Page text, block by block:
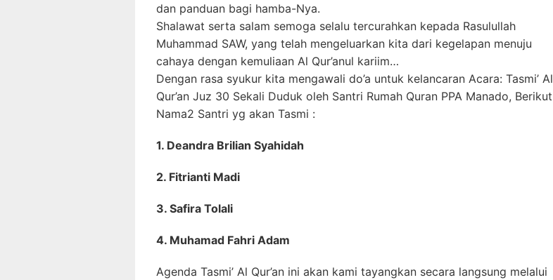
dan panduan bagi hamba-Nya.
Shalawat serta salam semoga selalu tercurahkan kepada Rasulullah
Muhammad SAW, yang telah mengeluarkan kita dari kegelapan menuju
cahaya dengan kemuliaan Al Qur’anul kariim…
Dengan rasa syukur kita mengawali do’a untuk kelancaran Acara: Tasmi’ Al
Qur’an Juz 30 Sekali Duduk oleh Santri Rumah Quran PPA Manado, Berikut
Nama2 Santri yg akan Tasmi :
1. Deandra Brilian Syahidah
2. Fitrianti Madi
3. Safira Tolali
4. Muhamad Fahri Adam
Agenda Tasmi’ Al Qur’an ini akan kami tayangkan secara langsung melalui